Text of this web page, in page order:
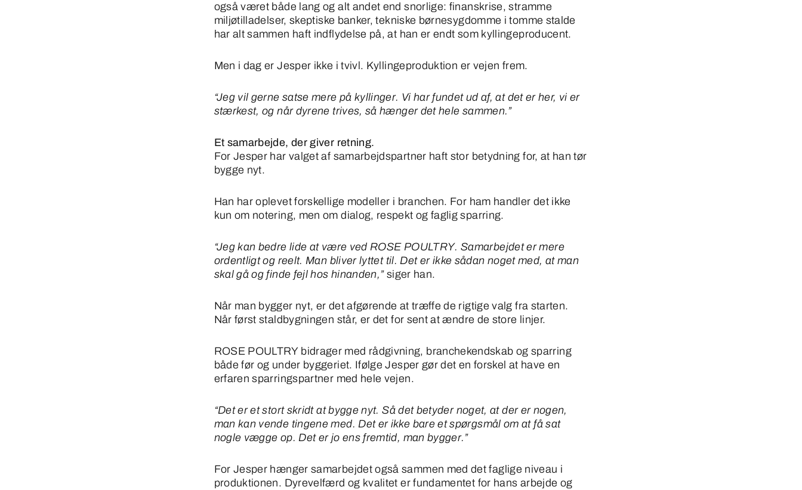
også været både lang og alt andet end snorlige: finanskrise, stramme
miljøtilladelser, skeptiske banker, tekniske børnesygdomme i tomme stalde
har alt sammen haft indflydelse på, at han er endt som kyllingeproducent.
Men i dag er Jesper ikke i tvivl. Kyllingeproduktion er vejen frem.
“Jeg vil gerne satse mere på kyllinger. Vi har fundet ud af, at det er her, vi er
stærkest, og når dyrene trives, så hænger det hele sammen.”
Et samarbejde, der giver retning.
For Jesper har valget af samarbejdspartner haft stor betydning for, at han tør
bygge nyt.
Han har oplevet forskellige modeller i branchen. For ham handler det ikke
kun om notering, men om dialog, respekt og faglig sparring.
“Jeg kan bedre lide at være ved ROSE POULTRY. Samarbejdet er mere
ordentligt og reelt. Man bliver lyttet til. Det er ikke sådan noget med, at man
skal gå og finde fejl hos hinanden,” siger han.
Når man bygger nyt, er det afgørende at træffe de rigtige valg fra starten.
Når først staldbygningen står, er det for sent at ændre de store linjer.
ROSE POULTRY bidrager med rådgivning, branchekendskab og sparring
både før og under byggeriet. Ifølge Jesper gør det en forskel at have en
erfaren sparringspartner med hele vejen.
“Det er et stort skridt at bygge nyt. Så det betyder noget, at der er nogen,
man kan vende tingene med. Det er ikke bare et spørgsmål om at få sat
nogle vægge op. Det er jo ens fremtid, man bygger.”
For Jesper hænger samarbejdet også sammen med det faglige niveau i
produktionen. Dyrevelfærd og kvalitet er fundamentet for hans arbejde og